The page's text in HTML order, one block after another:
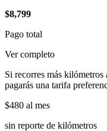
$8,799
Pago total
Ver completo
Si recorres más
pagarás una tarifa
$480 al mes
sin reporte de kilómetros